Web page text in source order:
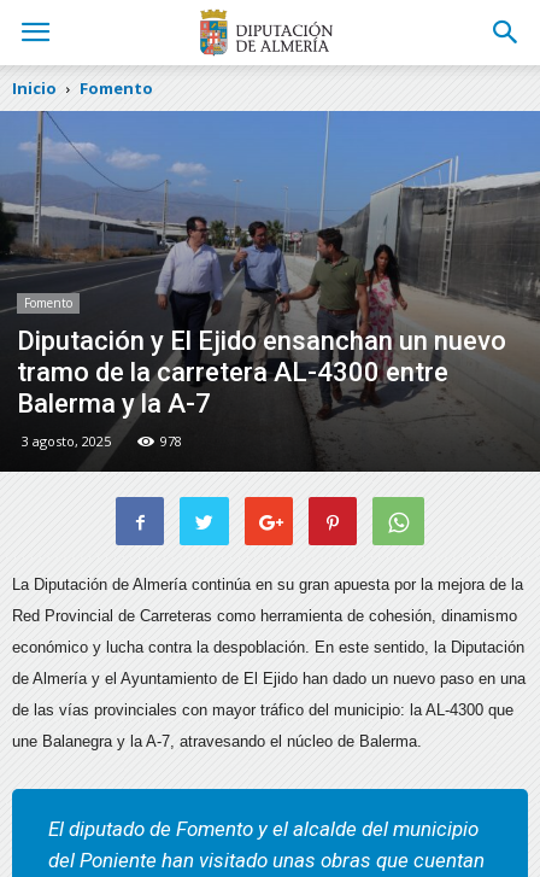
Inicio Fomento
Fomento
Diputación y El Ejido ensanchan un nuevo
tramo de la carretera AL-4300 entre
Balerma y la A-7
3 agosto, 2025 978
La Diputación de Almería continúa en su gran apuesta por la mejora de la
Red Provincial de Carreteras como herramienta de cohesión, dinamismo
económico y lucha contra la despoblación. En este sentido, la Diputación
de Almería y el Ayuntamiento de El Ejido han dado un nuevo paso en una
de las vías provinciales con mayor tráfico del municipio: la AL-4300 que
une Balanegra y la A-7, atravesando el núcleo de Balerma.
El diputado de Fomento y el alcalde del municipio
del Poniente han visitado unas obras que cuentan